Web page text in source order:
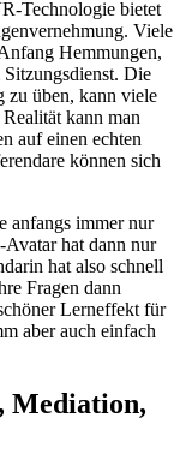
Technologie bietet
Viele
Hemmungen,
Die
zu üben, kann viele
kann man
auf einen echten
können sich
anfangs immer nur
Avatar hat dann nur
hat also schnell
Fragen dann
Lerneffekt für
aber auch einfach
Mediation,